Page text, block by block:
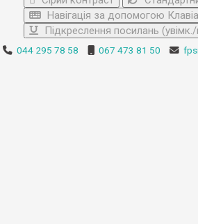
Навігація за допомогою
Підкреслення посилань
044 295 78 58 067 473 81 50